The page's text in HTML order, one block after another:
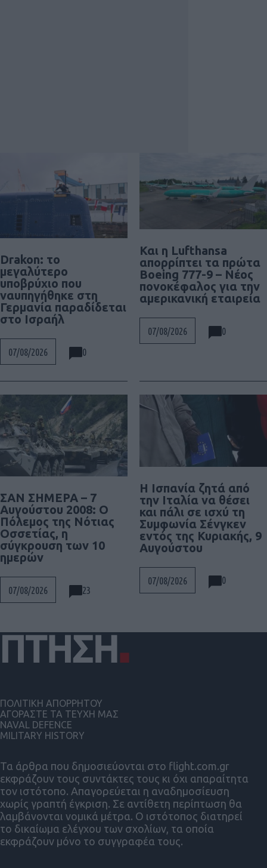
Drakon: το
μεγαλύτερο
υποβρύχιο που
ναυπηγήθηκε στη
Γερμανία παραδίδεται
στο Ισραήλ
07/08/2026 0
Και η Lufthansa
απορρίπτει τα πρώτα
Boeing 777-9 – Νέος
πονοκέφαλος για την
αμερικανική εταιρεία
07/08/2026 0
ΣΑΝ ΣΗΜΕΡΑ – 7
Αυγούστου 2008: Ο
Πόλεμος της Νότιας
Οσσετίας, η
σύγκρουση των 10
ημερών
07/08/2026 23
Η Ισπανία ζητά από
την Ιταλία να θέσει
και πάλι σε ισχύ τη
Συμφωνία Σένγκεν
εντός της Κυριακής, 9
Αυγούστου
07/08/2026 0
Τα άρθρα που δημοσιεύονται στο flight.com.gr
εκφράζουν τους συντάκτες τους κι όχι απαραίτητα
τον ιστότοπο. Απαγορεύεται η αναδημοσίευση
χωρίς γραπτή έγκριση. Σε αντίθετη περίπτωση θα
λαμβάνονται νομικά μέτρα. Ο ιστότοπος διατηρεί
το δικαίωμα ελέγχου των σχολίων, τα οποία
εκφράζουν μόνο το συγγραφέα τους.
ΠΟΛΙΤΙΚΗ ΑΠΟΡΡΗΤΟΥ
ΑΓΟΡΑΣΤΕ ΤΑ ΤΕΥΧΗ ΜΑΣ
NAVAL DEFENCE
MILITARY HISTORY